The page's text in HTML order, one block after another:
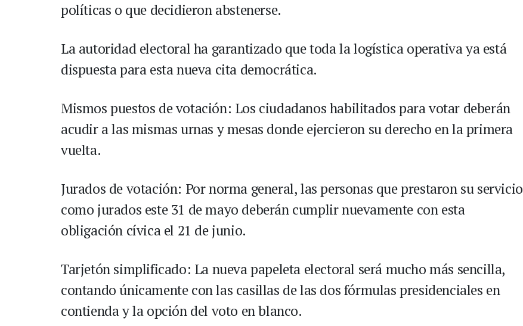
políticas o que decidieron abstenerse.
La autoridad electoral ha garantizado que toda la logística operativa ya está
dispuesta para esta nueva cita democrática.
Mismos puestos de votación: Los ciudadanos habilitados para votar deberán
acudir a las mismas urnas y mesas donde ejercieron su derecho en la primera
vuelta.
Jurados de votación: Por norma general, las personas que prestaron su servicio
como jurados este 31 de mayo deberán cumplir nuevamente con esta
obligación cívica el 21 de junio.
Tarjetón simplificado: La nueva papeleta electoral será mucho más sencilla,
contando únicamente con las casillas de las dos fórmulas presidenciales en
contienda y la opción del voto en blanco.